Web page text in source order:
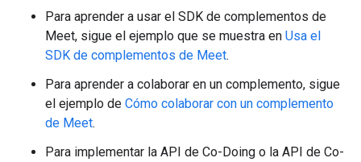
Para aprender a usar el SDK de complementos de
Meet, sigue el ejemplo que se muestra en Usa el
SDK de complementos de Meet.
Para aprender a colaborar en un complemento, sigue
el ejemplo de Cómo colaborar con un complemento
de Meet.
Para implementar la API de Co-Doing o la API de Co-